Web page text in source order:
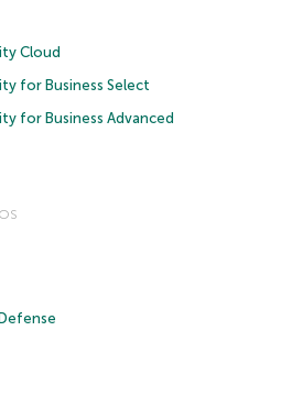
Cloud
for Business Select
for Business Advanced